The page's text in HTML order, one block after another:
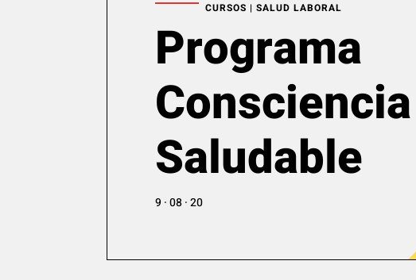
CURSOS |SALUD LABORAL
Programa
Consciencia
Saludable
9 · 08 · 20